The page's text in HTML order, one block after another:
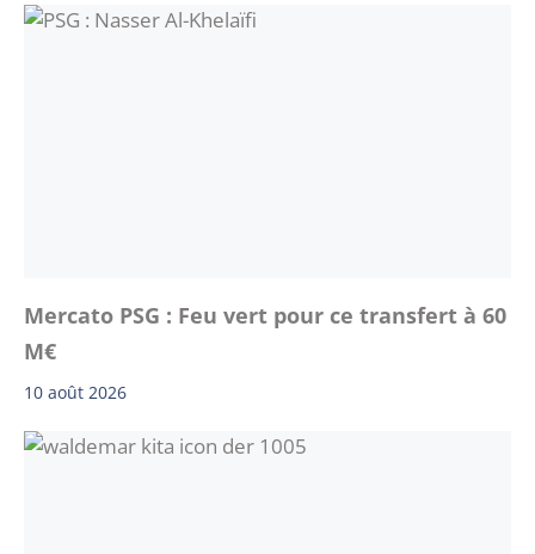
Mercato PSG : Feu vert pour ce transfert à 60
M€
10 août 2026